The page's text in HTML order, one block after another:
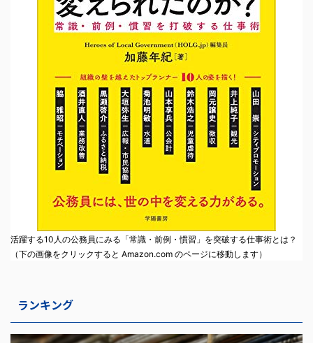
活躍する10人の公務員にみる「常識・前例・慣習」を突破する仕事術とは？
（下の画像をクリックすると Amazon.com のページに移動します）
ランキング